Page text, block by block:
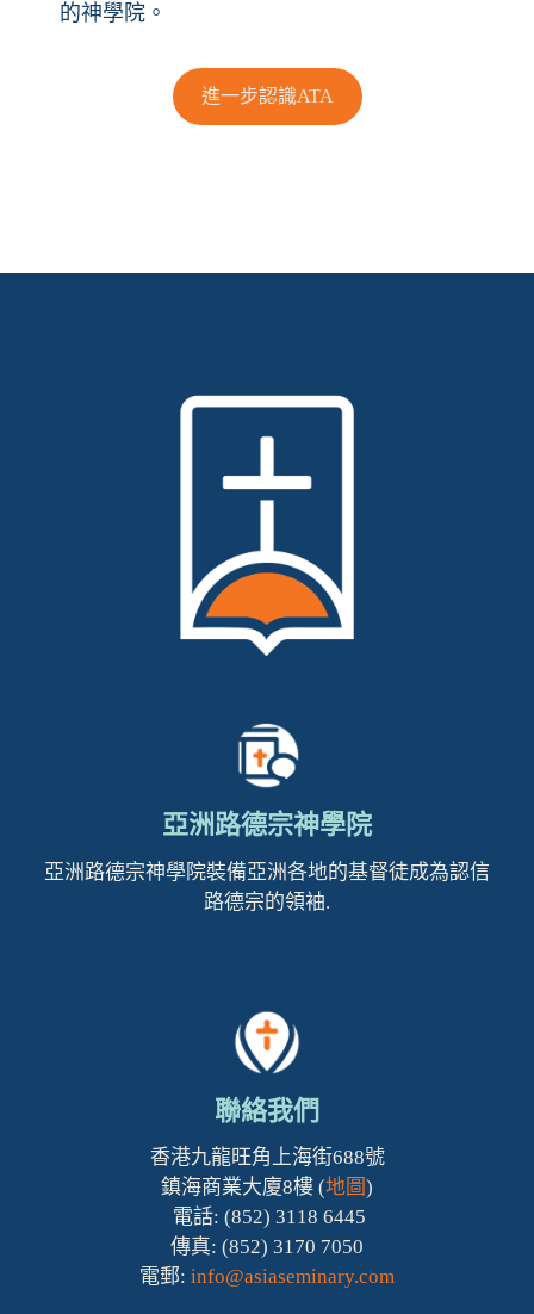
的神學院。
進一步認識ATA
亞洲路德宗神學院
亞洲路德宗神學院裝備亞洲各地的基督徒成為認信
路德宗的領袖.
聯絡我們
香港九龍旺角上海街688號
鎮海商業大廈8樓 (地圖)
電話: (852) 3118 6445
傳真: (852) 3170 7050
電郵: info@asiaseminary.com